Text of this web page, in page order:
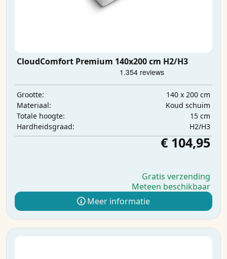
CloudComfort Premium 140x200 cm H2/H3
Grootte:
140 x 200 cm
Materiaal:
Koud schuim
Totale hoogte:
15 cm
Hardheidsgraad:
H2/H3
€ 104,95
Gratis verzending
Meteen beschikbaar
Meer informatie